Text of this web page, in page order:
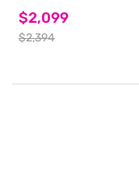
$2,099
$2,394